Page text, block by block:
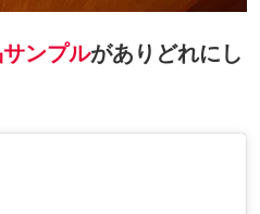
ンプルがありどれにし